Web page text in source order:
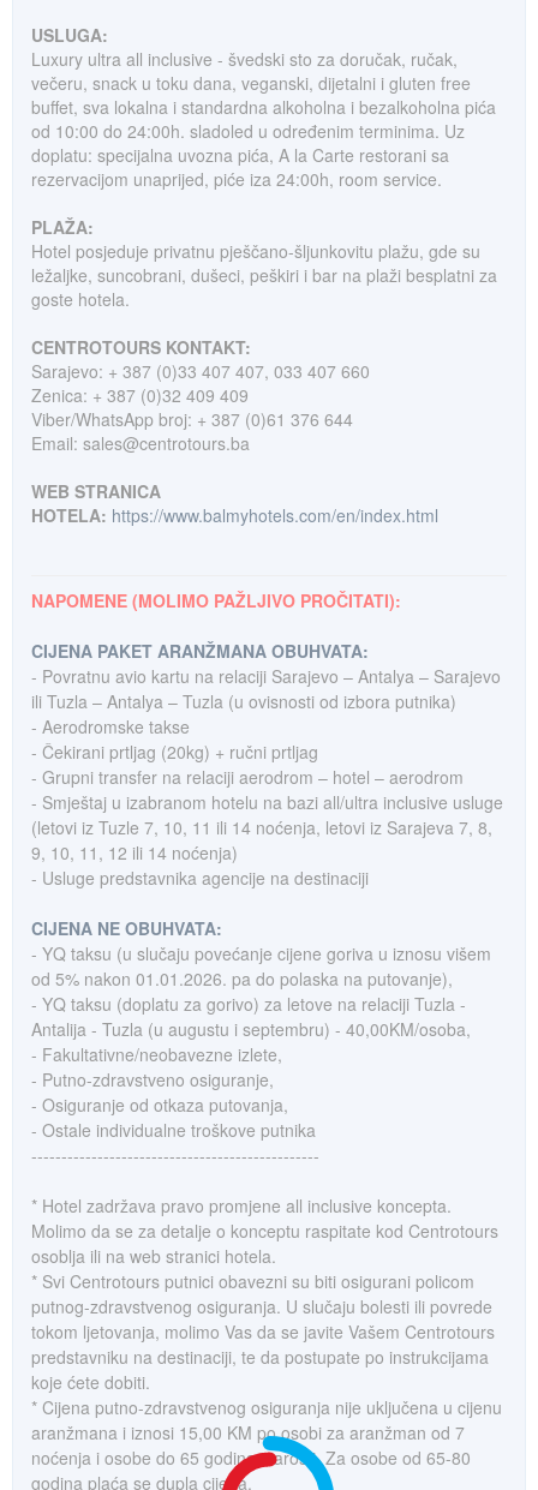
USLUGA:
Luxury ultra all inclusive - švedski sto za doručak, ručak,
večeru, snack u toku dana, veganski, dijetalni i gluten free
buffet, sva lokalna i standardna alkoholna i bezalkoholna pića
od 10:00 do 24:00h. sladoled u određenim terminima. Uz
doplatu: specijalna uvozna pića, A la Carte restorani sa
rezervacijom unaprijed, piće iza 24:00h, room service.
PLAŽA:
Hotel posjeduje privatnu pješčano-šljunkovitu plažu, gde su
ležaljke, suncobrani, dušeci, peškiri i bar na plaži besplatni za
goste hotela.
CENTROTOURS KONTAKT:
Sarajevo: + 387 (0)33 407 407, 033 407 660
Zenica: + 387 (0)32 409 409
Viber/WhatsApp broj: + 387 (0)61 376 644
Email: sales@centrotours.ba
WEB STRANICA
HOTELA: https://www.balmyhotels.com/en/index.html
NAPOMENE (MOLIMO PAŽLJIVO PROČITATI):
CIJENA PAKET ARANŽMANA OBUHVATA:
- Povratnu avio kartu na relaciji Sarajevo – Antalya – Sarajevo
ili Tuzla – Antalya – Tuzla (u ovisnosti od izbora putnika)
- Aerodromske takse
- Čekirani prtljag (20kg) + ručni prtljag
- Grupni transfer na relaciji aerodrom – hotel – aerodrom
- Smještaj u izabranom hotelu na bazi all/ultra inclusive usluge
(letovi iz Tuzle 7, 10, 11 ili 14 noćenja, letovi iz Sarajeva 7, 8,
9, 10, 11, 12 ili 14 noćenja)
- Usluge predstavnika agencije na destinaciji
CIJENA NE OBUHVATA:
- YQ taksu (u slučaju povećanje cijene goriva u iznosu višem
od 5% nakon 01.01.2026. pa do polaska na putovanje),
- YQ taksu (doplatu za gorivo) za letove na relaciji Tuzla -
Antalija - Tuzla (u augustu i septembru) - 40,00KM/osoba,
- Fakultativne/neobavezne izlete,
- Putno-zdravstveno osiguranje,
- Osiguranje od otkaza putovanja,
- Ostale individualne troškove putnika
------------------------------------------------
* Hotel zadržava pravo promjene all inclusive koncepta.
Molimo da se za detalje o konceptu raspitate kod Centrotours
osoblja ili na web stranici hotela.
* Svi Centrotours putnici obavezni su biti osigurani policom
putnog-zdravstvenog osiguranja. U slučaju bolesti ili povrede
tokom ljetovanja, molimo Vas da se javite Vašem Centrotours
predstavniku na destinaciji, te da postupate po instrukcijama
koje ćete dobiti.
* Cijena putno-zdravstvenog osiguranja nije uključena u cijenu
aranžmana i iznosi 15,00 KM po osobi za aranžman od 7
noćenja i osobe do 65 godina starosti. Za osobe od 65-80
godina plaća se dupla cijena.